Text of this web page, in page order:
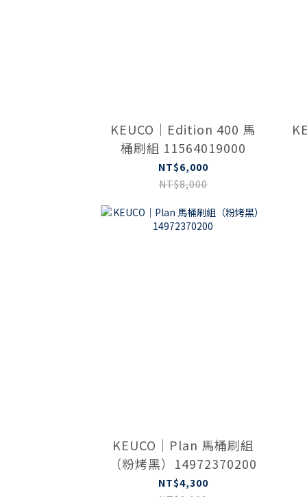
KEUCO｜Edition 400 馬
桶刷組 11564019000
NT$6,000
NT$8,000
KEUCO｜Plan 馬桶刷組
（粉烤黑）14972370200
NT$4,300